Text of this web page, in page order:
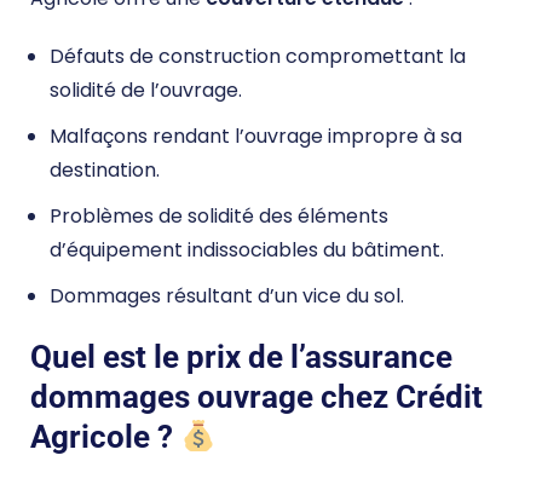
Défauts de construction compromettant la
solidité de l’ouvrage.
Malfaçons rendant l’ouvrage impropre à sa
destination.
Problèmes de solidité des éléments
d’équipement indissociables du bâtiment.
Dommages résultant d’un vice du sol.
Quel est le prix de l’assurance
dommages ouvrage chez Crédit
Agricole ?